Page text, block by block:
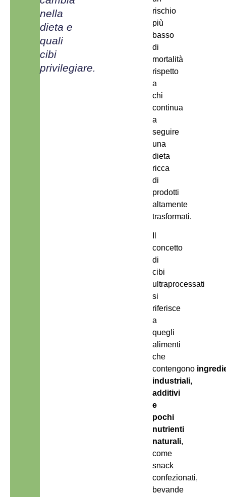
nella
dieta e
quali
cibi
privilegiare.
rischio
più
basso
di
mortalità
rispetto
a
chi
continua
a
seguire
una
dieta
ricca
di
prodotti
altamente
trasformati.
concetto
di
cibi
ultraprocessati
si
riferisce
a
quegli
alimenti
che
contengono
industriali,
additivi
e
pochi
nutrienti
naturali,
come
snack
confezionati,
bevande